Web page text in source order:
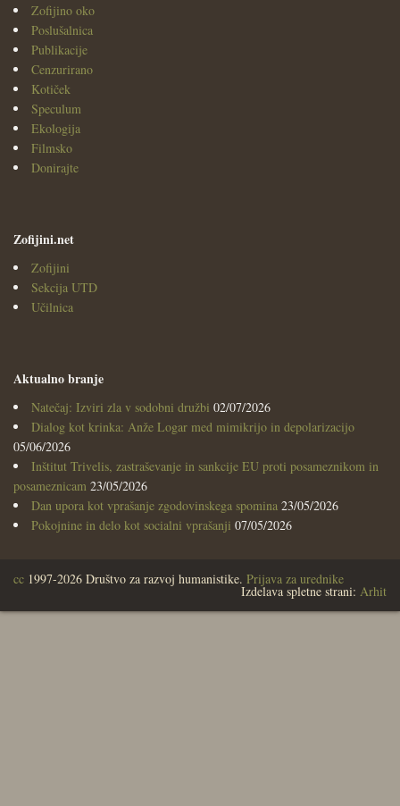
Zofijino oko
Poslušalnica
Publikacije
Cenzurirano
Kotiček
Speculum
Ekologija
Filmsko
Donirajte
Zofijini.net
Zofijini
Sekcija UTD
Učilnica
Aktualno branje
Natečaj: Izviri zla v sodobni družbi 02/07/2026
Dialog kot krinka: Anže Logar med mimikrijo in depolarizacijo
05/06/2026
Inštitut Trivelis, zastraševanje in sankcije EU proti posameznikom in
posameznicam 23/05/2026
Dan upora kot vprašanje zgodovinskega spomina 23/05/2026
Pokojnine in delo kot socialni vprašanji 07/05/2026
cc 1997-2026 Društvo za razvoj humanistike. Prijava za urednike
Izdelava spletne strani: Arhit